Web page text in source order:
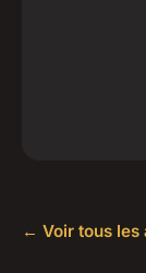
← Voir tous les